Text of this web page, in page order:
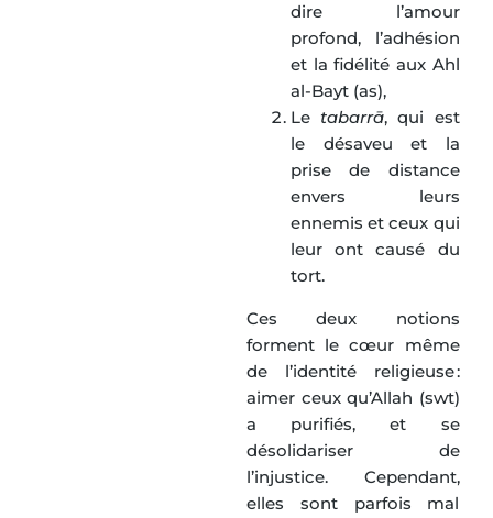
dire l’amour
profond, l’adhésion
et la fidélité aux Ahl
al-Bayt (as),
Le tabarrā, qui est
le désaveu et la
prise de distance
envers leurs
ennemis et ceux qui
leur ont causé du
tort.
Ces deux notions
forment le cœur même
de l’identité religieuse :
aimer ceux qu’Allah (swt)
a purifiés, et se
désolidariser de
l’injustice. Cependant,
elles sont parfois mal